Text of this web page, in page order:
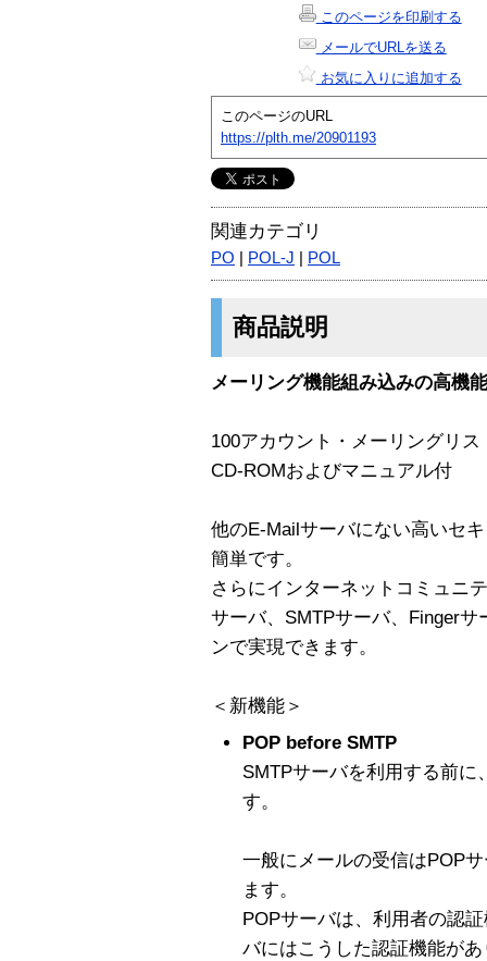
このページを印刷する
メールでURLを送る
お気に入りに追加する
このページのURL
https://plth.me/20901193
関連カテゴリ
PO POL-J POL
商品説明
メーリング機能組み込みの高機
100アカウント・メーリングリ
CD-ROMおよびマニュアル付
他のE-Mailサーバにない高いセ
簡単です。
さらにインターネットコミュニ
サーバ、SMTPサーバ、Finger
ンで実現できます。
＜新機能＞
POP before SMTP
SMTPサーバを利用する前
す。
一般にメールの受信はPOP
ます。
POPサーバは、利用者の認
バにはこうした認証機能が